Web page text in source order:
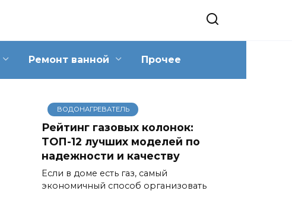
Ремонт ванной Прочее
ВОДОНАГРЕВАТЕЛЬ
Рейтинг газовых колонок:
ТОП-12 лучших моделей по
надежности и качеству
Если в доме есть газ, самый
экономичный способ организовать